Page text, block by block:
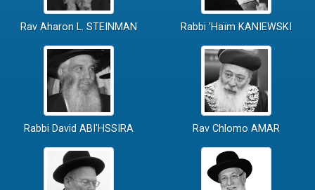
Rav Aharon L. STEINMAN Rabbi 'Haïm KANIEWSKI
Rabbi David ABI'HSSIRA Rav Chlomo AMAR